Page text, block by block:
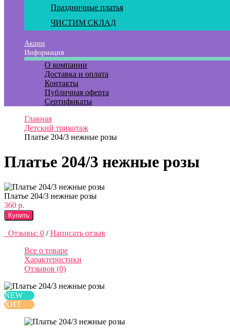
Праздничные платья
ЧИСТИМ СКЛАД
Акции
Информация
О компании
Доставка и оплата
Контакты
Публичная оферта
Сертификаты
Главная
Детский трикотаж
Платье 204/3 нежные розы
Платье 204/3 нежные розы
Платье 204/3 нежные розы
360 р.
Купить
Отзывы: 0 / Написать отзыв
Все о товаре
Характеристики
Отзывов (0)
NEW
ХИТ